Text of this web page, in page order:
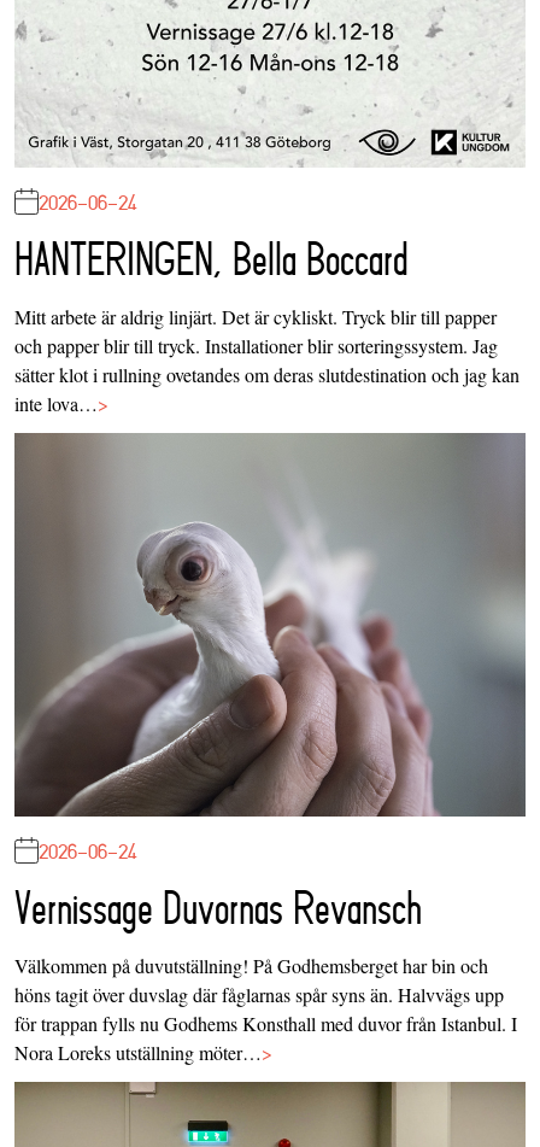
2026-06-24
HANTERINGEN, Bella Boccard
Mitt arbete är aldrig linjärt. Det är cykliskt. Tryck blir till papper
och papper blir till tryck. Installationer blir sorteringssystem. Jag
sätter klot i rullning ovetandes om deras slutdestination och jag kan
inte lova…>
2026-06-24
Vernissage Duvornas Revansch
Välkommen på duvutställning! På Godhemsberget har bin och
höns tagit över duvslag där fåglarnas spår syns än. Halvvägs upp
för trappan fylls nu Godhems Konsthall med duvor från Istanbul. I
Nora Loreks utställning möter…>